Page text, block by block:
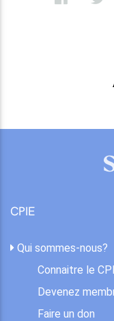
CPIE
Qui sommes-nous?
Connaitre le
Devenez
Faire un don